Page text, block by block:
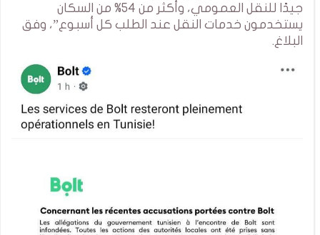
جيدًا للنقل العمومي، وأكثر من 54% من السكان
يستخدمون خدمات النقل عند الطلب كل أسبوع”، وفق
البلاغ.